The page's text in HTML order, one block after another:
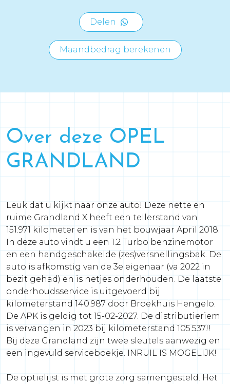
Delen
Maandbedrag berekenen
Over deze OPEL
GRANDLAND
Leuk dat u kijkt naar onze auto! Deze nette en
ruime Grandland X heeft een tellerstand van
151.971 kilometer en is van het bouwjaar April 2018.
In deze auto vindt u een 1.2 Turbo benzinemotor
en een handgeschakelde (zes)versnellingsbak. De
auto is afkomstig van de 3e eigenaar (va 2022 in
bezit gehad) en is netjes onderhouden. De laatste
onderhoudsservice is uitgevoerd bij
kilometerstand 140.987 door Broekhuis Hengelo.
De APK is geldig tot 15-02-2027. De distributieriem
is vervangen in 2023 bij kilometerstand 105.537!!
Bij deze Grandland zijn twee sleutels aanwezig en
een ingevuld serviceboekje. INRUIL IS MOGELIJK!
De optielijst is met grote zorg samengesteld. Het